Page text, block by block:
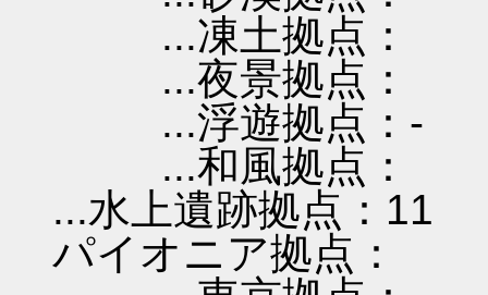
...凍土拠点：
...夜景拠点：
...浮遊拠点：-
...和風拠点：
...水上遺跡拠点：11
パイオニア拠点：